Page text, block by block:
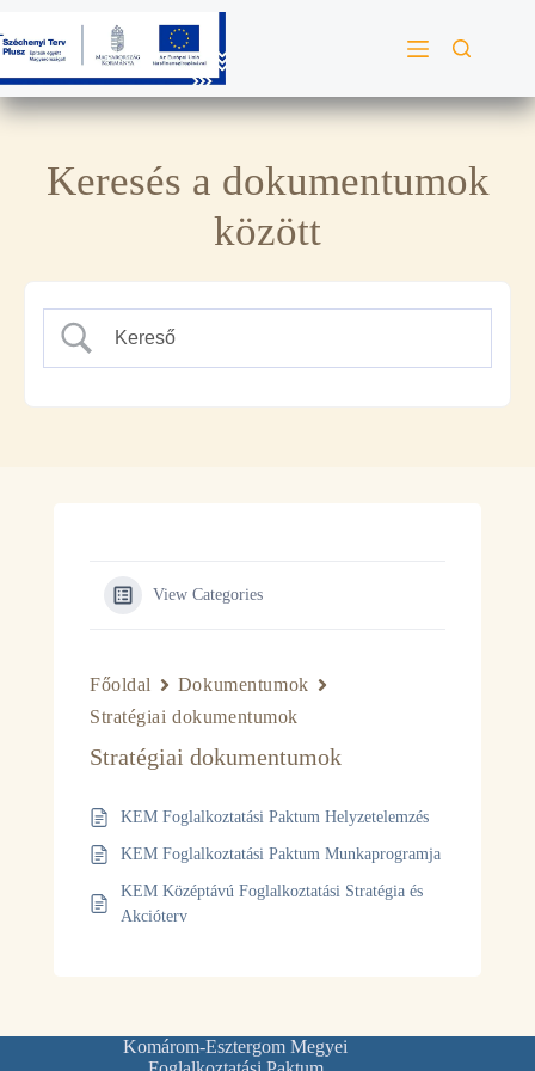
Keresés a dokumentumok
között
View Categories
Főoldal
Dokumentumok
Stratégiai dokumentumok
Stratégiai dokumentumok
KEM Foglalkoztatási Paktum Helyzetelemzés
KEM Foglalkoztatási Paktum Munkaprogramja
KEM Középtávú Foglalkoztatási Stratégia és
Akcióterv
Komárom-Esztergom Megyei